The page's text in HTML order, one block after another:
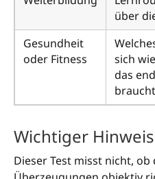
über
Gesundheit
oder Fitness
sich
das
Wichtiger Hinweis
Dieser Test misst nicht, ob